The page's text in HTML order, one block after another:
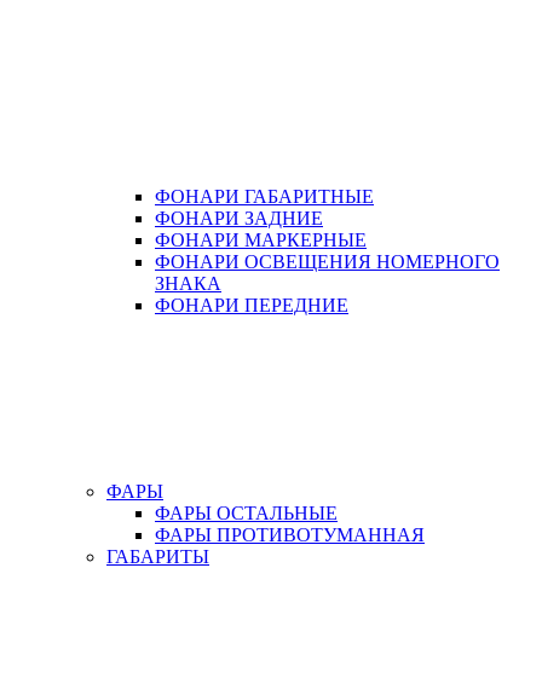
ФОНАРИ ГАБАРИТНЫЕ
ФОНАРИ ЗАДНИЕ
ФОНАРИ МАРКЕРНЫЕ
ФОНАРИ ОСВЕЩЕНИЯ НОМЕРНОГО
ЗНАКА
ФОНАРИ ПЕРЕДНИЕ
ФАРЫ
ФАРЫ ОСТАЛЬНЫЕ
ФАРЫ ПРОТИВОТУМАННАЯ
ГАБАРИТЫ